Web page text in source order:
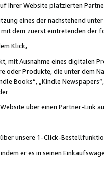
Ihrer Website platzierten
eines der nachstehend
dem zuerst eintretenden der
Klick,
Ausnahme eines digitalen
Produkte, die unter dem
Books“, „Kindle
über einen Partner-Link
unsere 1-Click-
er es in seinen